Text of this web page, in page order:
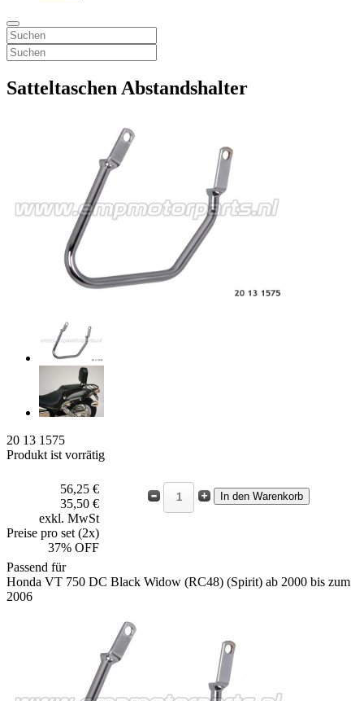
Satteltaschen Abstandshalter
20 13 1575
Produkt ist vorrätig
56,25 €
35,50 €
exkl. MwSt
Preise pro set (2x)
37% OFF
Passend für
Honda VT 750 DC Black Widow (RC48) (Spirit) ab 2000 bis zum
2006